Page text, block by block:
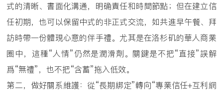
式的清晰、書面化溝通，明确責任和時間節點；但在建立信
任初期，也可以保留中式的非正式交流，如共進早午餐、拜
訪時帶一份體現心意的伴手禮。尤其是在洛杉矶的華人商業
圈中，這種“人情”仍然是潤滑劑。關鍵是不把“直接”誤解
爲“無禮”，也不把“含蓄”拖入低效。
第二，做好關系維護：從“長期綁定”轉向“專業信任+互利網